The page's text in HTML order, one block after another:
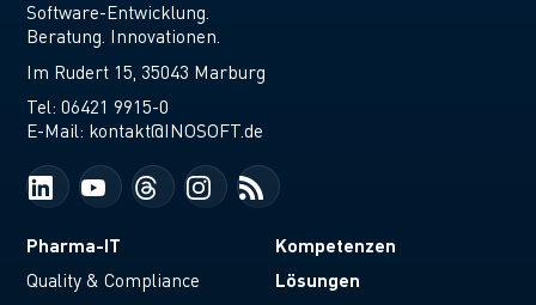
Software-Entwicklung.
Beratung. Innovationen.
Im Rudert 15, 35043 Marburg
Tel:06421 9915-0
E-Mail: kontakt@INOSOFT.de
Pharma-IT
Quality & Compliance
Kompetenzen
Lösungen